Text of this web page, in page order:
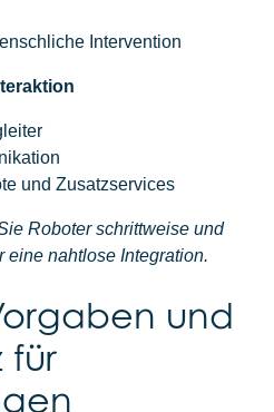
Intervention
und Zusatzservices
Roboter schrittweise und
eine nahtlose Integration.
und
für